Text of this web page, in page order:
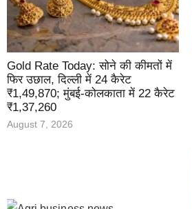
Gold Rate Today: सोने की कीमतों में
फिर उछाल, दिल्ली में 24 कैरेट
₹1,49,870; मुंबई-कोलकाता में 22 कैरेट
₹1,37,260
August 7, 2026